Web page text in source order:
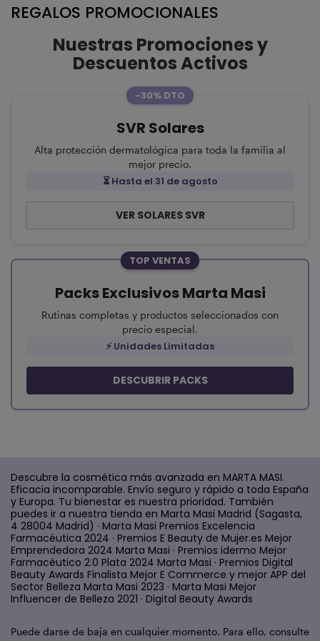
REGALOS PROMOCIONALES
Nuestras Promociones y
Descuentos Activos
-30% DTO
SVR Solares
Alta protección dermatológica para toda la familia al
mejor precio.
⏳ Hasta el 31 de agosto
VER SOLARES SVR
TOP VENTAS
Packs Exclusivos Marta Masi
Rutinas completas y productos seleccionados con
precio especial.
⚡ Unidades Limitadas
DESCUBRIR PACKS
Descubre la cosmética más avanzada en MARTA MASI.
Eficacia incomparable. Envío seguro y rápido a toda España
y Europa. Tu bienestar es nuestra prioridad. También
puedes ir a nuestra tienda en Marta Masi Madrid (Sagasta,
4 28004 Madrid) · Marta Masi Premios Excelencia
Farmacéutica 2024 · Premios E Beauty de Mujer.es Mejor
Emprendedora 2024 Marta Masi · Premios idermo Mejor
Farmacéutico 2.0 Plata 2024 Marta Masi · Premios Digital
Beauty Awards Finalista Mejor E Commerce y mejor APP del
Sector Belleza Marta Masi 2023 · Marta Masi Mejor
Influencer de Belleza 2021 · Digital Beauty Awards
Puede darse de baja en cualquier momento. Para ello, consulte